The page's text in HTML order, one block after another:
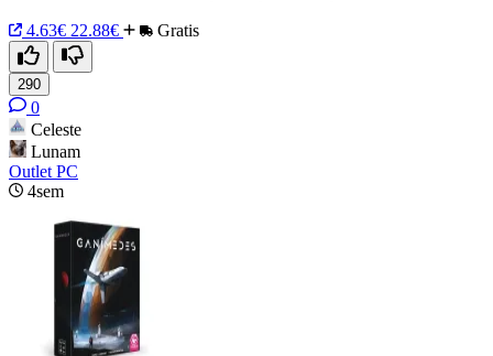
4.63€ 22.88€ Gratis
290
0
Celeste
Lunam
Outlet PC
4sem